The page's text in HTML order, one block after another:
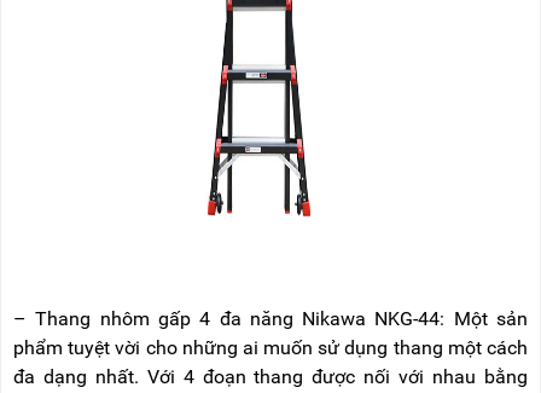
– Thang nhôm gấp 4 đa năng Nikawa NKG-44: Một sản
phẩm tuyệt vời cho những ai muốn sử dụng thang một cách
đa dạng nhất. Với 4 đoạn thang được nối với nhau bằng